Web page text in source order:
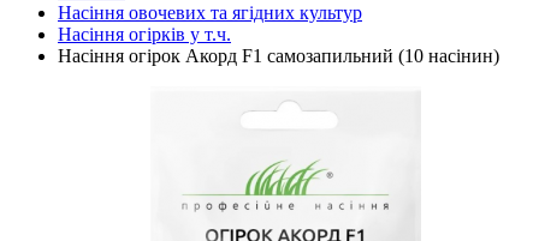
Насіння овочевих та ягідних культур
Насіння огірків у т.ч.
Насіння огірок Акорд F1 самозапильний (10 насінин)